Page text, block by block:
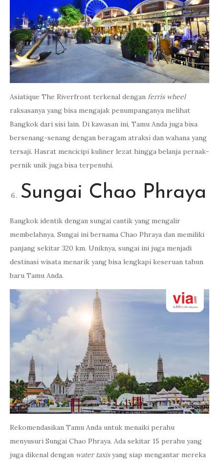
Asiatique The Riverfront terkenal dengan ferris wheel
raksasanya yang bisa mengajak penumpanganya melihat
Bangkok dari sisi lain. Di kawasan ini, Tamu Anda juga bisa
bersenang-senang dengan beragam atraksi dan wahana yang
tersaji. Hasrat mencicipi kuliner lezat hingga belanja pernak-
pernik unik juga bisa terpenuhi.
Sungai Chao Phraya
Bangkok identik dengan sungai cantik yang mengalir
membelahnya. Sungai ini bernama Chao Phraya dan memiliki
panjang sekitar 320 km. Uniknya, sungai ini juga menjadi
destinasi wisata menarik yang bisa lengkapi keseruan tahun
baru Tamu Anda.
Rekomendasikan Tamu Anda untuk menaiki perahu
menyusuri Sungai Chao Phraya. Ada sekitar 15 perahu yang
juga dikenal dengan water taxisyang siap mengantar mereka